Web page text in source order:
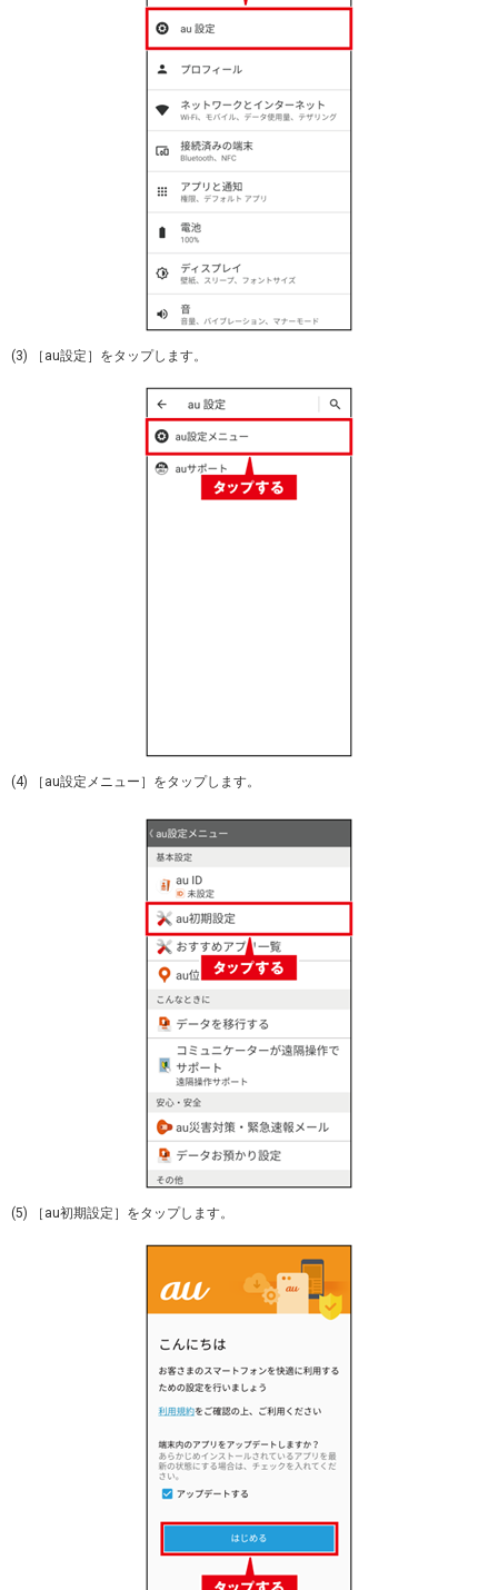
(3) ［au設定］をタップします。
(4) ［au設定メニュー］をタップします。
(5) ［au初期設定］をタップします。